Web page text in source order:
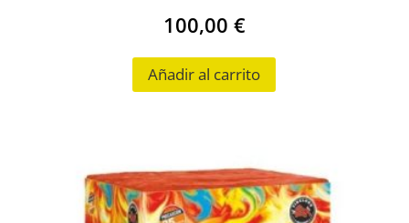
100,00 €
Añadir al carrito